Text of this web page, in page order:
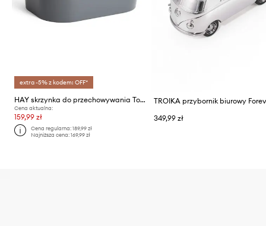
extra -5% z kodem: OFF*
HAY skrzynka do przechowywania Tool Box 21 x 30 x 14 cm
Cena aktualna:
159,99 zł
Cena regularna:189,99 zł
Najniższa cena:169,99 zł
TROIKA przybornik biurowy
349,99 zł